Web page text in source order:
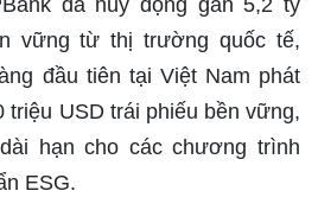
đã huy động gần 5,2 tỷ
vững từ thị trường quốc tế,
đầu tiên tại Việt Nam phát
triệu USD trái phiếu bền vững,
hạn cho các chương trình
ESG.